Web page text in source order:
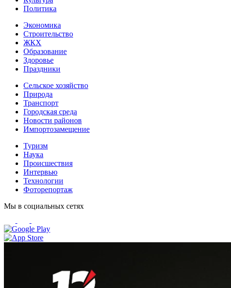
Политика
Экономика
Строительство
ЖКХ
Образование
Здоровье
Праздники
Сельское хозяйство
Природа
Транспорт
Городская среда
Новости районов
Импортозамещение
Туризм
Наука
Происшествия
Интервью
Технологии
Фоторепортаж
Мы в социальных сетях